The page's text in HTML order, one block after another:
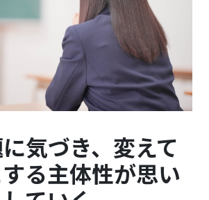
気づき、変えて
る主体性が思い